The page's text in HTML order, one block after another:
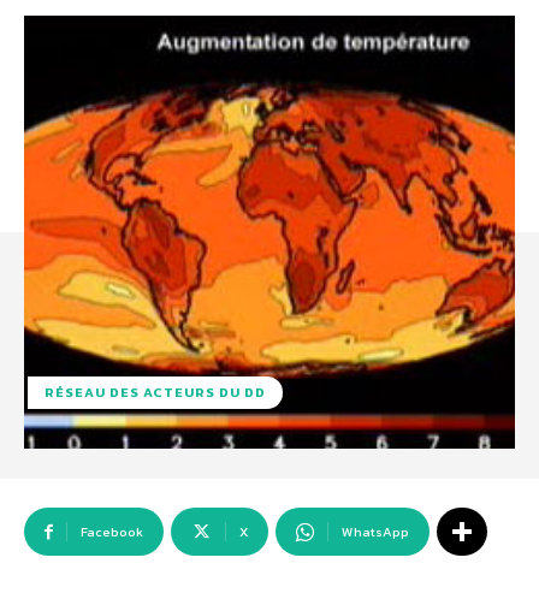
RÉSEAU DES ACTEURS DU DD
Facebook X WhatsApp